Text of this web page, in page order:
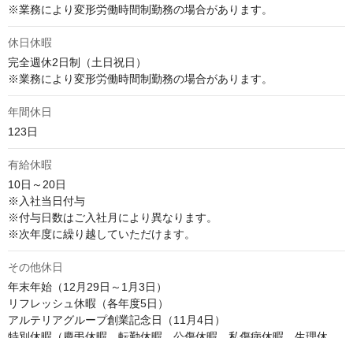
※業務により変形労働時間制勤務の場合があります。
休日休暇
完全週休2日制（土日祝日）
※業務により変形労働時間制勤務の場合があります。
年間休日
123日
有給休暇
10日～20日
※入社当日付与
※付与日数はご入社月により異なります。
※次年度に繰り越していただけます。
その他休日
年末年始（12月29日～1月3日）
リフレッシュ休暇（各年度5日）
アルテリアグループ創業記念日（11月4日）